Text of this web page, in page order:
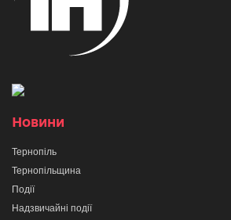
Новини
Тернопіль
Тернопільщина
Події
Надзвичайні події